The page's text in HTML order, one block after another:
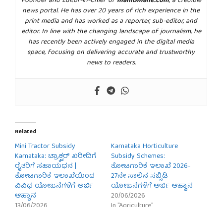
news portal. He has over 20 years of rich experience in the
print media and has worked as a reporter, sub-editor, and
editor. In line with the changing landscape of journalism, he
has recently been actively engaged in the digital media
space, focusing on delivering accurate and trustworthy
news to readers.
Related
Mini Tractor Subsidy
Karnataka: ಟ್ರ‍್ಯಾಕ್ಟರ್ ಖರೀದಿಗೆ
ರೈತರಿಗೆ ಸಹಾಯಧನ |
ತೋಟಗಾರಿಕೆ ಇಲಾಖೆಯಿಂದ
ವಿವಿಧ ಯೋಜನೆಗಳಿಗೆ ಅರ್ಜಿ
ಆಹ್ವಾನ
Karnataka Horticulture
Subsidy Schemes:
ತೋಟಗಾರಿಕೆ ಇಲಾಖೆ 2026-
27ನೇ ಸಾಲಿನ ಸಬ್ಸಿಡಿ
ಯೋಜನೆಗಳಿಗೆ ಅರ್ಜಿ ಆಹ್ವಾನ
20/06/2026